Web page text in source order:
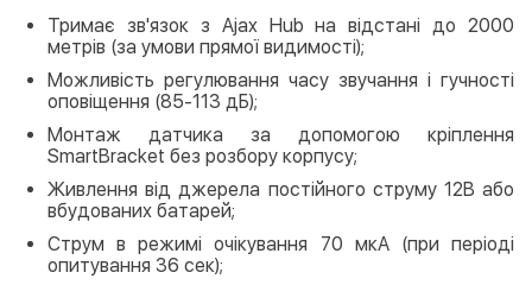
Тримає зв'язок з Ajax Hub на відстані до 2000
метрів (за умови прямої видимості);
Можливість регулювання часу звучання і гучності
оповіщення (85-113 дБ);
Монтаж датчика за допомогою кріплення
SmartBracket без розбору корпусу;
Живлення від джерела постійного струму 12В або
вбудованих батарей;
Струм в режимі очікування 70 мкА (при періоді
опитування 36 сек);